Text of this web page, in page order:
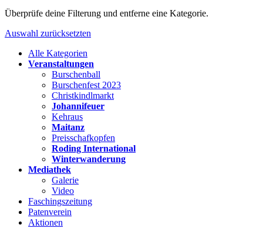
Überprüfe deine Filterung und entferne eine Kategorie.
Auswahl zurücksetzten
Alle Kategorien
Veranstaltungen
Burschenball
Burschenfest 2023
Christkindlmarkt
Johannifeuer
Kehraus
Maitanz
Preisschafkopfen
Roding International
Winterwanderung
Mediathek
Galerie
Video
Faschingszeitung
Patenverein
Aktionen